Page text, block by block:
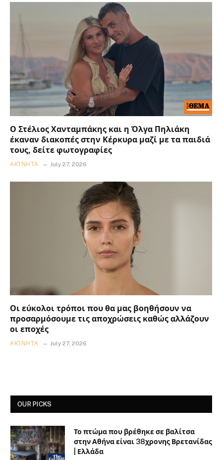
Ο Στέλιος Χανταμπάκης και η Όλγα Πηλιάκη
έκαναν διακοπές στην Κέρκυρα μαζί με τα παιδιά
τους, δείτε φωτογραφίες
ΑΚΊΝΗΤΑ July 27, 2026
Οι εύκολοι τρόποι που θα μας βοηθήσουν να
προσαρμόσουμε τις αποχρώσεις καθώς αλλάζουν
οι εποχές
ΑΚΊΝΗΤΑ July 27, 2026
OUR PICKS
Το πτώμα που βρέθηκε σε βαλίτσα
στην Αθήνα είναι 38χρονης Βρετανίδας
| Ελλάδα